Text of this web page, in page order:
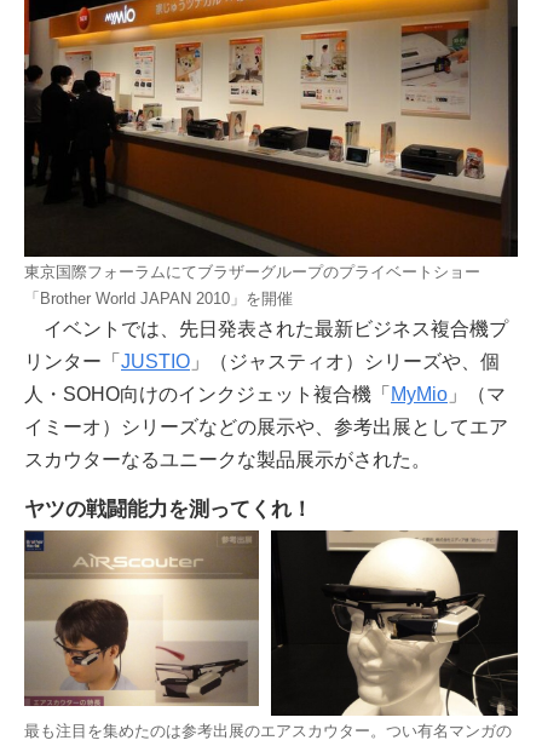
東京国際フォーラムにてブラザーグループのプライベートショー
「Brother World JAPAN 2010」を開催
イベントでは、先日発表された最新ビジネス複合機プ
リンター「 JUSTIO 」（ジャスティオ）シリーズや、個
人・SOHO向けのインクジェット複合機「 MyMio 」（マ
イミーオ）シリーズなどの展示や、参考出展としてエア
スカウターなるユニークな製品展示がされた。
ヤツの戦闘能力を測ってくれ！
最も注目を集めたのは参考出展のエアスカウター。つい有名マンガの